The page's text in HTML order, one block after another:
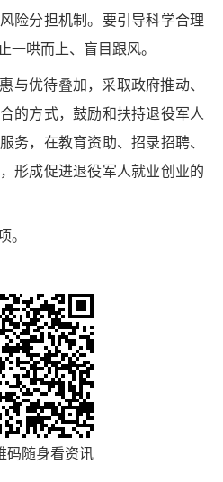
险分担机制。要引导科学合理
一哄而上、盲目跟风。
与优待叠加，采取政府推动、
的方式，鼓励和扶持退役军人
务，在教育资助、招录招聘、
形成促进退役军人就业创业的
。
码随身看资讯